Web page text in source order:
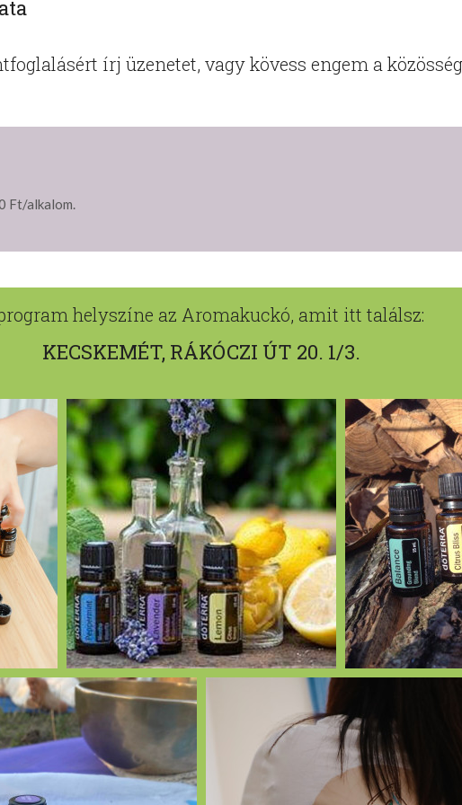
írj üzenetet, vagy kövess engem a
Ft/alkalom.
helyszíne az Aromakuckó, amit itt találsz:
KECSKEMÉT, RÁKÓCZI ÚT 20. 1/3.